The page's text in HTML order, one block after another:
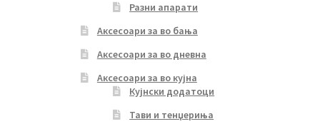
Разни апарати
Аксесоари за во бања
Аксесоари за во дневна
Аксесоари за во кујна
Кујнски додатоци
Тави и тенџериња